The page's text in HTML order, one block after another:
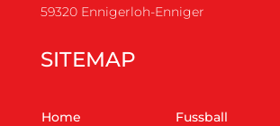
59320 Ennigerloh-Enniger
SITEMAP
Home
Fussball